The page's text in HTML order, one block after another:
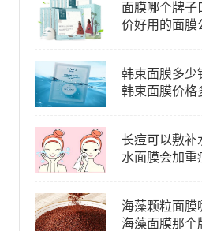
面膜哪个牌子
价好用的面膜
韩束面膜多少
韩束面膜价格
长痘可以敷补
水面膜会加重
海藻颗粒面膜
海藻面膜那个